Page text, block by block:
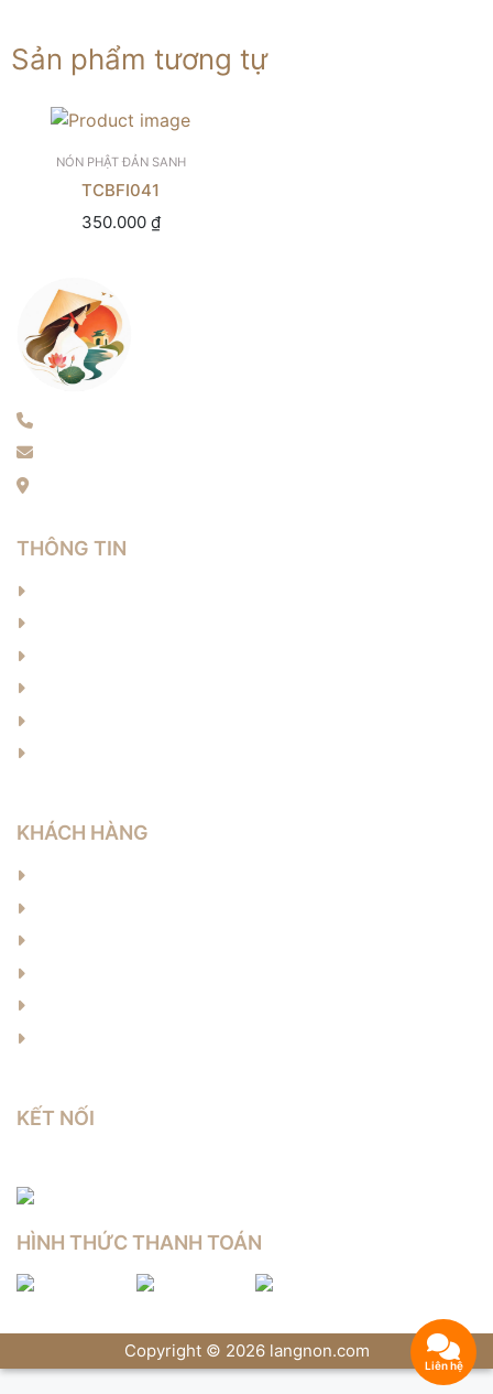
Sản phẩm tương tự
NÓN PHẬT ĐẢN SANH
TCBFI041
350.000 ₫
THÔNG TIN
KHÁCH HÀNG
KẾT NỐI
HÌNH THỨC THANH TOÁN
Copyright © 2026 langnon.com
Liên hệ